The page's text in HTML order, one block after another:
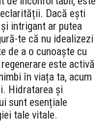
Dacă ești
intrigant ar putea
te că nu idealizezi
de a o cunoaște cu
este activă
în viața ta, acum
Hidratarea și
sunt esențiale
tale vitale.